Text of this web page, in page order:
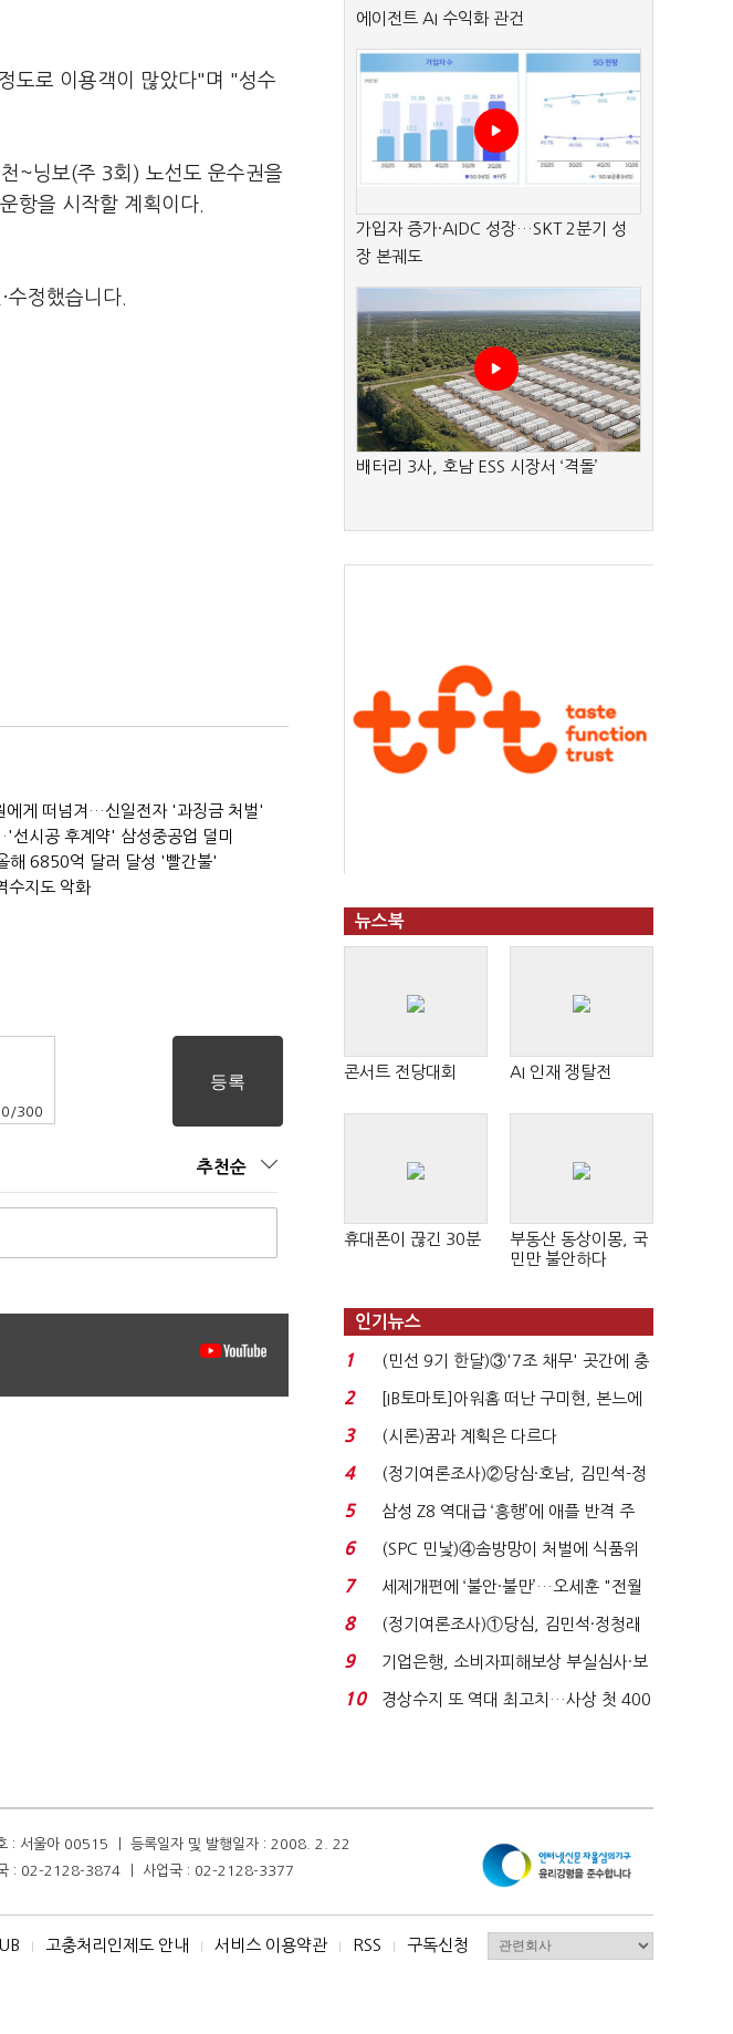
도로 이용객이 많았다"며 "성수
~닝보(주 3회) 노선도 운수권을
항을 시작할 계획이다.
정했습니다.
에게 떠넘겨…신일전자 '과징금 처벌'
선시공 후계약' 삼성중공업 덜미
해 6850억 달러 달성 '빨간불'
수지도 악화
0 /300
추천순
에이전트 AI 수익화 관건
가입자 증가·AIDC 성장…SKT 2분기 성
장 본궤도
배터리 3사, 호남 ESS 시장서 ‘격돌’
뉴스북
콘서트 전당대회 AI 인재 쟁탈전
휴대폰이 끊긴 30분
부동산 동상이몽, 국
민만 불안하다
인기뉴스
1
(민선 9기 한달)③'7조 채무' 곳간에 충
격…추미애, 20년...
2
[IB토마토]아워홈 떠난 구미현, 본느에
340억 베팅…가...
3 (시론)꿈과 계획은 다르다
4
(정기여론조사)②당심·호남, 김민석-정
청래 '초접전'...
5
삼성 Z8 역대급 ‘흥행’에 애플 반격 주
목…9월 ‘폴...
6
(SPC 민낯)④솜방망이 처벌에 식품위
생법 위반 반복...
7
세제개편에 ‘불안·불만’…오세훈 "전월
세 구하기 더 ...
8
(정기여론조사)①당심, 김민석·정청래
'초접전'…대통령 ...
9
기업은행, 소비자피해보상 부실심사·보
이스피싱 공시 ...
10
경상수지 또 역대 최고치…사상 첫 400
: 서울아 00515 ㅣ 등록일자 및 발행일자 : 2008. 2. 22
국 : 02-2128-3874 ㅣ 사업국 : 02-2128-3377
I 고충처리인제도 안내 I 서비스 이용약관 I RSS I 구독신청